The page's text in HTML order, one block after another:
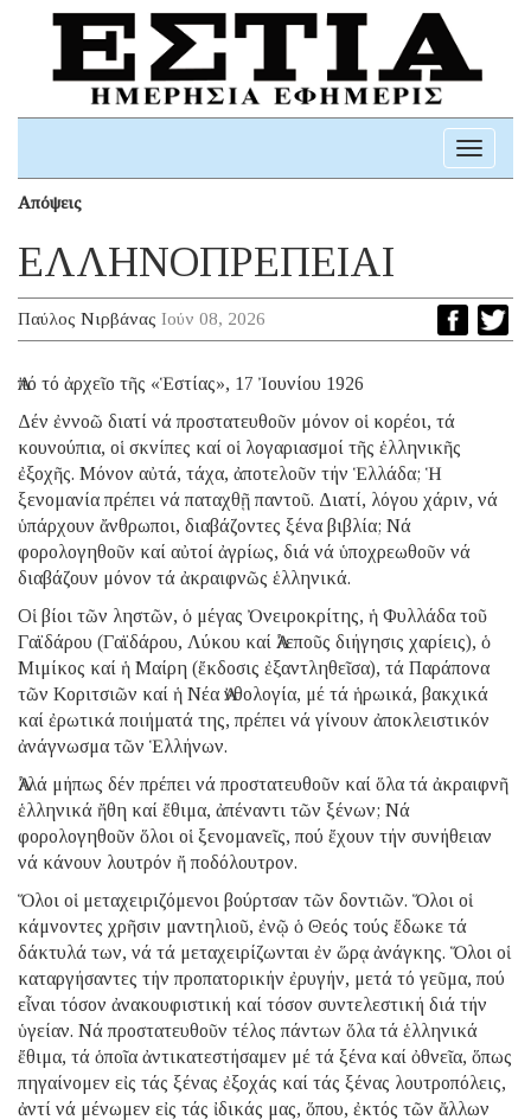
Toggle
Απόψεις
ΕΛΛΗΝΟΠΡΕΠΕΙΑΙ
Παύλος Νιρβάνας Ιούν 08, 2026
Ἀπό τό ἀρχεῖο τῆς «Ἑστίας», 17 Ἰουνίου 1926
Δέν ἐννοῶ διατί νά προστατευθοῦν μόνον οἱ κορέοι, τά
κουνούπια, οἱ σκνίπες καί οἱ λογαριασμοί τῆς ἑλληνικῆς
ἐξοχῆς. Μόνον αὐτά, τάχα, ἀποτελοῦν τήν Ἑλλάδα; Ἡ
ξενομανία πρέπει νά παταχθῇ παντοῦ. Διατί, λόγου χάριν, νά
ὑπάρχουν ἄνθρωποι, διαβάζοντες ξένα βιβλία; Νά
φορολογηθοῦν καί αὐτοί ἀγρίως, διά νά ὑποχρεωθοῦν νά
διαβάζουν μόνον τά ἀκραιφνῶς ἑλληνικά.
Οἱ βίοι τῶν ληστῶν, ὁ μέγας Ὀνειροκρίτης, ἡ Φυλλάδα τοῦ
Γαϊδάρου (Γαϊδάρου, Λύκου καί Ἀλεποῦς διήγησις χαρίεις), ὁ
Μιμίκος καί ἡ Μαίρη (ἔκδοσις ἐξαντληθεῖσα), τά Παράπονα
τῶν Κοριτσιῶν καί ἡ Νέα Ἀνθολογία, μέ τά ἡρωικά, βακχικά
καί ἐρωτικά ποιήματά της, πρέπει νά γίνουν ἀποκλειστικόν
ἀνάγνωσμα τῶν Ἑλλήνων.
Ἀλλά μήπως δέν πρέπει νά προστατευθοῦν καί ὅλα τά ἀκραιφνῆ
ἑλληνικά ἤθη καί ἔθιμα, ἀπέναντι τῶν ξένων; Νά
φορολογηθοῦν ὅλοι οἱ ξενομανεῖς, πού ἔχουν τήν συνήθειαν
νά κάνουν λουτρόν ἤ ποδόλουτρον.
Ὅλοι οἱ μεταχειριζόμενοι βούρτσαν τῶν δοντιῶν. Ὅλοι οἱ
κάμνοντες χρῆσιν μαντηλιοῦ, ἐνῷ ὁ Θεός τούς ἔδωκε τά
δάκτυλά των, νά τά μεταχειρίζωνται ἐν ὥρᾳ ἀνάγκης. Ὅλοι οἱ
καταργήσαντες τήν προπατορικήν ἐρυγήν, μετά τό γεῦμα, πού
εἶναι τόσον ἀνακουφιστική καί τόσον συντελεστική διά τήν
ὑγείαν. Νά προστατευθοῦν τέλος πάντων ὅλα τά ἑλληνικά
ἔθιμα, τά ὁποῖα ἀντικατεστήσαμεν μέ τά ξένα καί ὀθνεῖα, ὅπως
πηγαίνομεν εἰς τάς ξένας ἐξοχάς καί τάς ξένας λουτροπόλεις,
ἀντί νά μένωμεν εἰς τάς ἰδικάς μας, ὅπου, ἐκτός τῶν ἄλλων